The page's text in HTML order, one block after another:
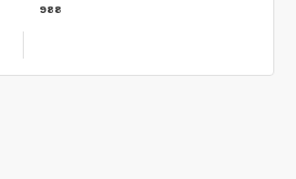
988